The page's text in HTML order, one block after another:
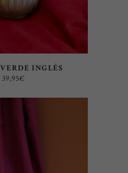
INGLÉS
39,95€